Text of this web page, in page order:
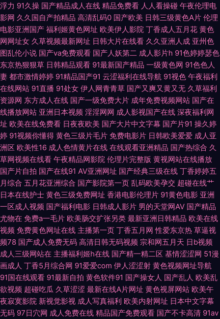
夜夜 青青青青大香蕉 五月天精品导航 97豆花 国产精品群交 久久伊人在线视
频 欧日无码 五月天资源站 最新AV www91激情 国产微拍 老司机av影院 人
人操免费网 婷婷性网 91社区网站 超碰日本色 韩国三级大片 伦理片儿 日本久
久毛 亚洲第一夜 91青草娱乐 www性福导航 国产黄页 久草主页 欧美性爱变
态 性爱C片 97超碰总站 浮力草草视频 精东黄色色 欧美精品3 视频在线观看
91 伊人精品大香蕉 91熊猫tv网页 成人精品免费网 老湿影院福利在现 日韩中
文字幕豆花 影音先锋国产性爱 aaa青青草网 国产精品剧情 美女91小视频 日
韩肏逼片网站 亚洲人妻中出 操操人人 黑丝制服91国产 欧美黄色com 色呦呦
中文字幕 在线中文字十页 AV操逼电影 国产精品成人久久 久久伊人导 人人起
碰人人 午夜视频无码 97骚资源 国产91蜜臀人妻 老司机色av 日韩视频福利
导航 伊人成人版 午夜福利三区 丝袜av导航 91经典免费视频 超碰少妇自拍
麻豆毛片 天天干视频网 91后入美女蜜桃 超碰碰人妻無碼 韩国有码专区 欧美
老湿 天堂黄色传媒 91成长人版网 操逼福利导航 老师机黄色A片 四区五区福
浮力 91久操 国产精品成人在线 精品免费看 人人看操碰 午夜伦理电
影网 久久国自产拍精品 高清乱码0 国产欧美 日韩三级黄色A片 伦理
电影亚洲国产 福利姬黄色网址 欧美伊人影院 丁香成人五月花 黄色
网网址女 久草视频最新网址 日韩大片在线看 久久亚洲人成 亚州色
图乱伦小说 国产va免费观看 国产人妖第二 成人影片h 91色婷婷瑟色
东京热狠狠草 日韩精品观看 91最新国产精品 一级黄色网 91色色人
妻 都市激情婷婷 91精品国产91 云涩福利在线导航 91视色 午夜福利
在线网站 91直播 91处女 伊人网青青草 国产又爽又黄又无 久草福利
资源网 东方成人在线 国产一级免费大片 成年免费视频网站 国产在
线播放网站 亚洲日本视频 淫淫网网 成人影视国产在线 深夜福利网
址 欧美在线免费看 日夜夜欧美 国产大片中文字幕 国产片91 操久婷
婷 91视频你懂得 黄色三级片毛片 免费电影片 日韩欧美爱爱 成人亚
洲区 欧美性16 成人色情黄片在线 在线观看亚洲精品 国产热综合 久
草网视频在线看 午夜精品网影院 伦理片完整版 黄视网站在线播放
国产片自拍 国产在线91 AV亚洲网址 国产经典三级在线 丁香婷婷五
月综合 五月花亚洲综合 国产影院第一页 乱码欧美孕交 超碰在线艹
日本在线护士 黄色三级免费网址 香港电影伦理片 91黄色电影 亚洲
一区成人视频 国产福利电影 日韩成人影片 男的天堂网AV 国产精品
尤物在 免费a一毛片 欧美肠交扩张另类 最新亚洲日韩精品 欧美在线
视频 免费黄色网址在线 主播第一页 丁香五月网 性爱东京热 草逼视
频78 国产成人免费无码 高清日韩无码视频 宗和网五月天 日b视频
成人三级网站在 主播福利姬h在线 国产精一精二区 基情涩涩网 51漫
画成人 丁香5月综合网 91爱爱com 伊人涩涩射 黄色视频网址导航
91国在线观看 91最新自拍 黄色软件91 国产操女人 国产乱人 欧美乱
欲视频 超碰吃瓜 久草涩涩 最新在线A片网址 黄色视屏网站 欧美午
夜寂寞影院 新视觉影视 成人写真福利 欧美内射网址 日本中文字幕
无码 97日穴网 成人免费在线 精品国产免费观看 国产不卡高清 91av